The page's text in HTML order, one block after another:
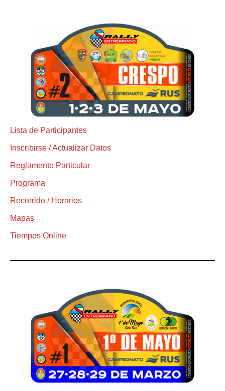
Lista de Participantes
Inscribirse / Actualizar Datos
Reglamento Particular
Programa
Recorrido / Horarios
Mapas
Tiempos Online